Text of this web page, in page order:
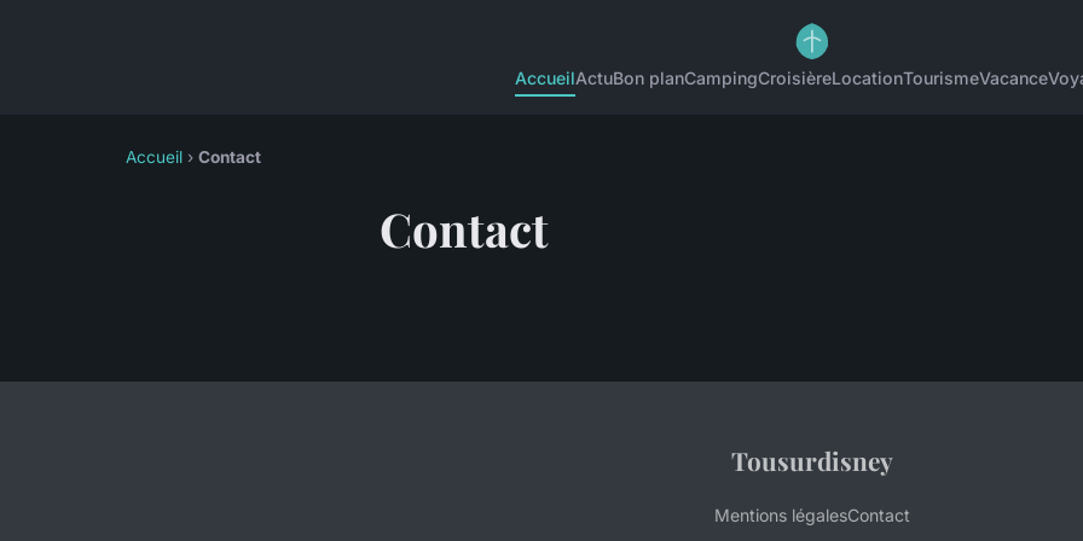
AccueilActuBon planCampingCroisièreLocationTourismeVacance
Accueil › Contact
Contact
Tousurdisney
Mentions légalesContact